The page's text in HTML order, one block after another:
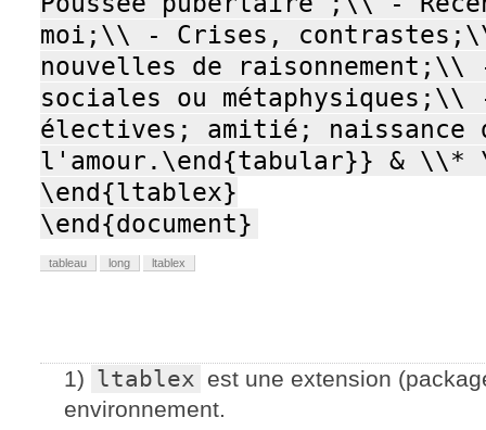
tableau long ltablex
1) ltablex est une extension
environnement.